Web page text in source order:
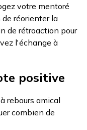
votre mentoré
réorienter la
de rétroaction pour
l'échange à
positive
rebours amical
combien de